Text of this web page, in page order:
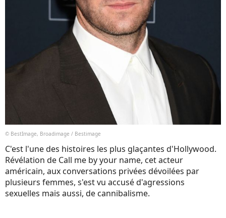
© BestImage, Broadimage / Bestimage
C'est l'une des histoires les plus glaçantes d'Hollywood.
Révélation de Call me by your name, cet acteur
américain, aux conversations privées dévoilées par
plusieurs femmes, s'est vu accusé d'agressions
sexuelles mais aussi, de cannibalisme.